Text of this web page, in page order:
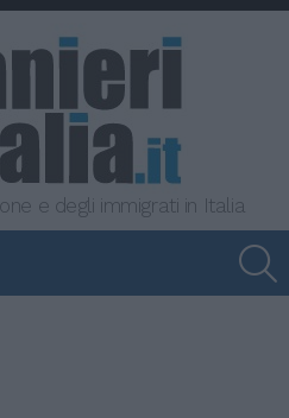
e degli immigrati in Italia